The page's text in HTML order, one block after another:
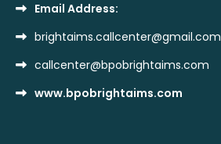
Email Address:
brightaims.callcenter@gmail.com
callcenter@bpobrightaims.com
www.bpobrightaims.com